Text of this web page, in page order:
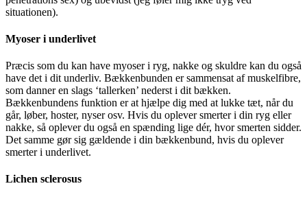
situationen).
Myoser i underlivet
Præcis som du kan have myoser i ryg, nakke og skuldre kan du også
have det i dit underliv. Bækkenbunden er sammensat af muskelfibre,
som danner en slags ‘tallerken’ nederst i dit bækken.
Bækkenbundens funktion er at hjælpe dig med at lukke tæt, når du
går, løber, hoster, nyser osv. Hvis du oplever smerter i din ryg eller
nakke, så oplever du også en spænding lige dér, hvor smerten sidder.
Det samme gør sig gældende i din bækkenbund, hvis du oplever
smerter i underlivet.
Lichen sclerosus